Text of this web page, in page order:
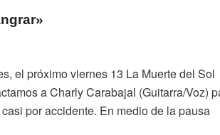
el próximo viernes 13 La Muerte del Sol
a Charly Carabajal (Guitarra/Voz)
por accidente. En medio de la pausa